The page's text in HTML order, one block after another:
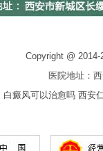
Copyright @
医院地址：
白癜风可以治愈吗 西安